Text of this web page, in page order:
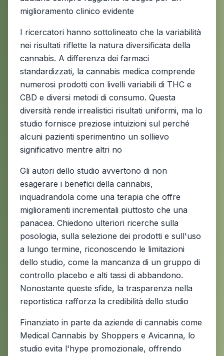
miglioramento clinico evidente
I ricercatori hanno sottolineato che la variabilità
nei risultati riflette la natura diversificata della
cannabis. A differenza dei farmaci
standardizzati, la cannabis medica comprende
numerosi prodotti con livelli variabili di THC e
CBD e diversi metodi di consumo. Questa
diversità rende irrealistici risultati uniformi, ma lo
studio fornisce preziose intuizioni sul perché
alcuni pazienti sperimentino un sollievo
significativo mentre altri no
Gli autori dello studio avvertono di non
esagerare i benefici della cannabis,
inquadrandola come una terapia che offre
miglioramenti incrementali piuttosto che una
panacea. Chiedono ulteriori ricerche sulla
posologia, sulla selezione dei prodotti e sull'uso
a lungo termine, riconoscendo le limitazioni
dello studio, come la mancanza di un gruppo di
controllo placebo e alti tassi di abbandono.
Nonostante queste sfide, la trasparenza nella
reportistica rafforza la credibilità dello studio
Finanziato in parte da aziende di cannabis come
Medical Cannabis by Shoppers e Avicanna, lo
studio evita l'hype promozionale, offrendo